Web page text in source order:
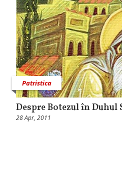
Patristica
Despre Botezul în Duhul
28 Apr, 2011